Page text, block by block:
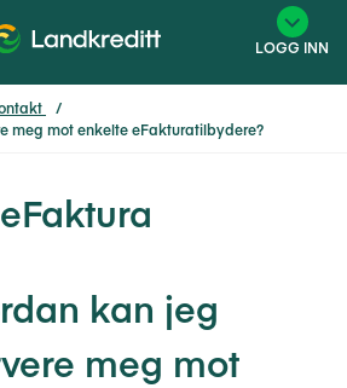
LOGG INN
meg mot enkelte eFakturatilbydere?
eFaktura
kan jeg
meg mot